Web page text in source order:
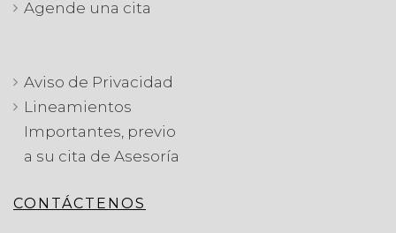
Agende una cita
Aviso de Privacidad
Lineamientos
Importantes, previo
a su cita de Asesoría
CONTÁCTENOS